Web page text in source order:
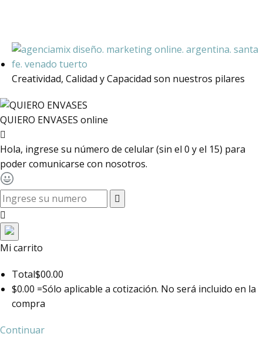
Creatividad, Calidad y Capacidad son nuestros pilares
QUIERO ENVASES online
Hola, ingrese su número de celular (sin el 0 y el 15) para
poder comunicarse con nosotros.
toggle navigation
Mi carrito
Total$00.00
$0.00 =Sólo aplicable a cotización. No será incluido en la
compra
Continuar